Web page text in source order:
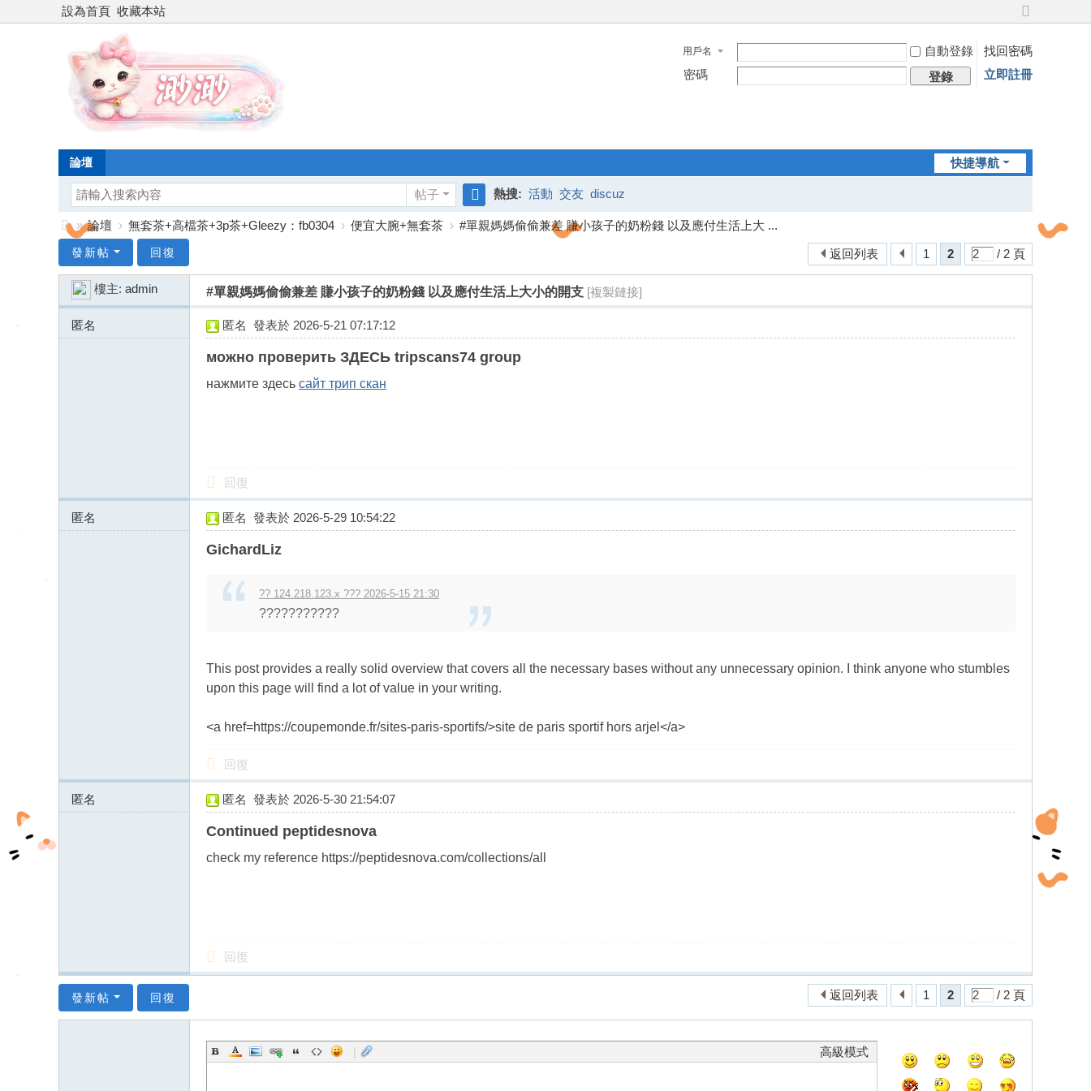
設為首頁 收藏本站
切
到
寬
版
用戶名 自動登錄
找回密碼
密碼
登錄 立即註冊
快捷導航
論壇
帖子
搜
熱搜: 活動 交友 discuz
灣
外
北
» 論壇 › 無套茶+高檔茶+3p茶+Gleezy：fb0304 › 便宜大腕+無套茶 › #單親媽媽偷偷兼差 賺小孩子的奶粉錢 以及應付生活上大 ...
1 2 / 2 頁
返回列表
發新帖 回復
樓主: admin #單親媽媽偷偷兼差 賺小孩子的奶粉錢 以及應付生活上大小的開支 [複製鏈接]
匿名
185.255.126.x:11242
匿名 發表於 2026-5-21 07:17:12
можно проверить ЗДЕСЬ tripscans74 group
нажмите здесь сайт трип скан
回復
匿名
45.130.81.x:11787
匿名 發表於 2026-5-29 10:54:22
GichardLiz
?? 124.218.123.x ??? 2026-5-15 21:30
???????????
This post provides a really solid overview that covers all the necessary bases without any unnecessary opinion. I think anyone who stumbles
upon this page will find a lot of value in your writing.
<a href=https://coupemonde.fr/sites-paris-sportifs/>site de paris sportif hors arjel</a>
回復
匿名
185.255.126.x:13948
匿名 發表於 2026-5-30 21:54:07
Continued peptidesnova
check my reference https://peptidesnova.com/collections/all
回復
1 2 / 2 頁
返回列表
發新帖 回復
高級模式
|